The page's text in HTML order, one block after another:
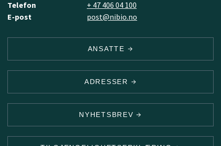
Telefon
+ 47 406 04 100
E-post
post@nibio.no
ANSATTE
ADRESSER
NYHETSBREV